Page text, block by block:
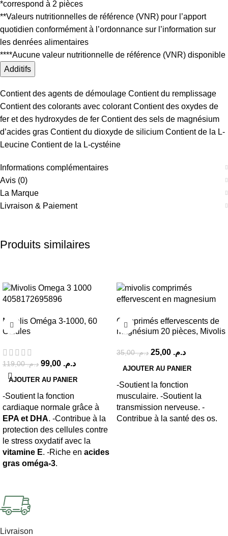
*correspond à 2 pièces
**Valeurs nutritionnelles de référence (VNR) pour l’apport
quotidien conformément à l’ordonnance sur l’information sur
les denrées alimentaires
****Aucune valeur nutritionnelle de référence (VNR) disponible
Additifs
Contient des agents de démoulage Contient du remplissage
Contient des colorants avec colorant Contient des oxydes de
fer et des hydroxydes de fer Contient des sels de magnésium
d’acides gras Contient du dioxyde de silicium Contient de la L-
Leucine Contient de la L-cystéine
Informations complémentaires
Avis (0)
La Marque
Livraison & Paiement
Produits similaires
Mivolis Oméga 3-1000, 60
Gélules
د.م.119,00 د.م.
AJOUTER AU PANIER
-Soutient la fonction
cardiaque normale grâce à
EPA et DHA. -Contribue à la
protection des cellules contre
le stress oxydatif avec la
vitamine E. -Riche en acides
gras oméga-3.
Comprimés effervescents de
magnésium 20 pièces, Mivolis
د.م.35,00 د.م.
AJOUTER AU PANIER
-Soutient la fonction
musculaire. -Soutient la
transmission nerveuse. -
Contribue à la santé des os.
Livraison